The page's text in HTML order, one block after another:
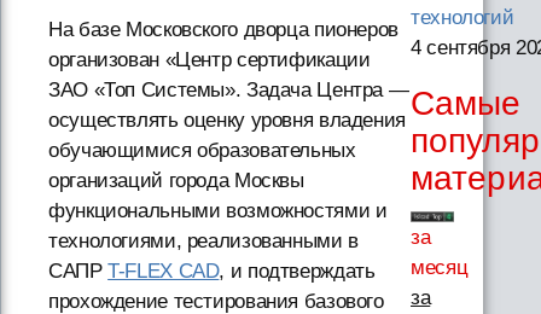
На базе Московского дворца пионеров
организован «Центр сертификации
ЗАО «Топ Системы». Задача Центра —
осуществлять оценку уровня владения
обучающимися образовательных
организаций города Москвы
функциональными возможностями и
технологиями, реализованными в
САПРT-FLEX CAD, и подтверждать
прохождение тестирования базового
технологий
4 сентября
Самые
за
месяц
за